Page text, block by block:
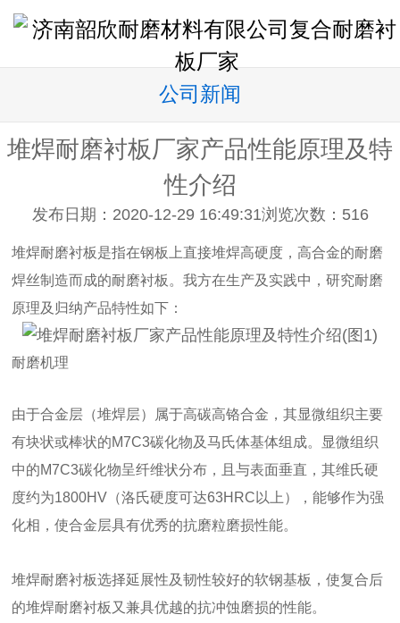
公司新闻
堆焊耐磨衬板厂家产品性能原理及特
性介绍
发布日期：2020-12-29 16:49:31浏览次数： 516
堆焊耐磨衬板是指在钢板上直接堆焊高硬度，高合金的耐磨
焊丝制造而成的耐磨衬板。我方在生产及实践中，研究耐磨
原理及归纳产品特性如下：
耐磨机理
由于合金层（堆焊层）属于高碳高铬合金，其显微组织主要
有块状或棒状的M7C3碳化物及马氏体基体组成。显微组织
中的M7C3碳化物呈纤维状分布，且与表面垂直，其维氏硬
度约为1800HV（洛氏硬度可达63HRC以上），能够作为强
化相，使合金层具有优秀的抗磨粒磨损性能。
堆焊耐磨衬板选择延展性及韧性较好的软钢基板，使复合后
的堆焊耐磨衬板又兼具优越的抗冲蚀磨损的性能。